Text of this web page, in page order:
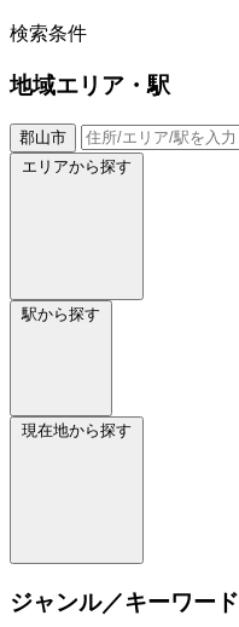
検索条件
地域エリア・駅
郡山市
エリアから探す
駅から探す
現在地から探す
ジャンル／キーワード